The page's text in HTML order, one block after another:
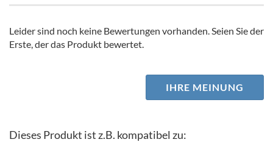
Leider sind noch keine Bewertungen vorhanden. Seien Sie der
Erste, der das Produkt bewertet.
IHRE MEINUNG
Dieses Produkt ist z.B. kompatibel zu: